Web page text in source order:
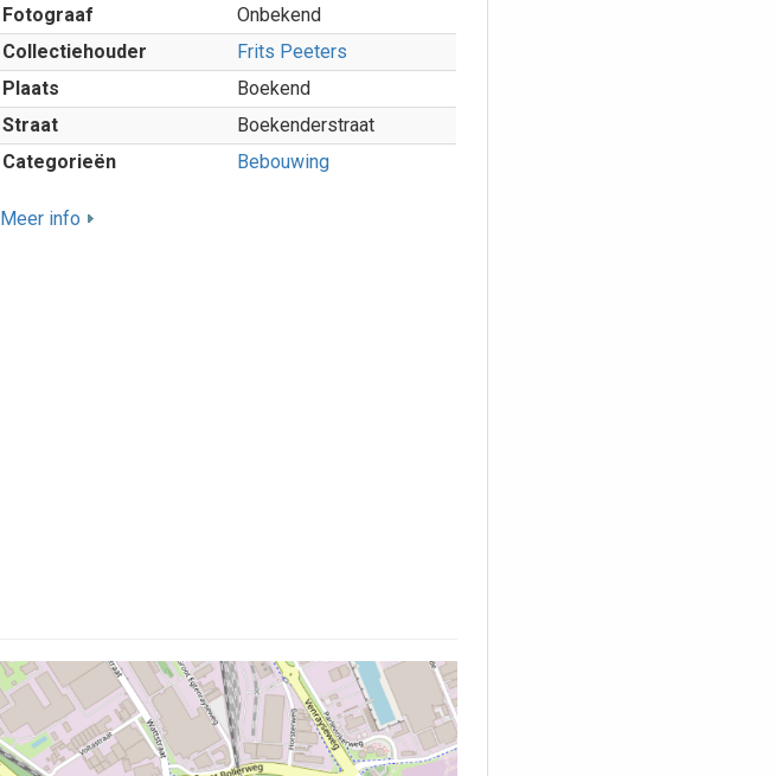
Fotograaf
Onbekend
Collectiehouder
Frits Peeters
Plaats
Boekend
Straat
Boekenderstraat
Categorieën
Bebouwing
Meer info